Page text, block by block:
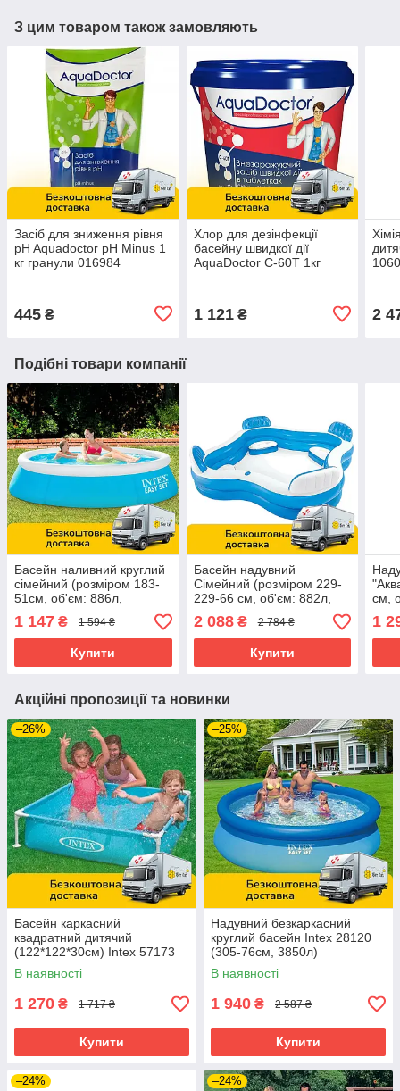
З цим товаром також замовляють
Засіб для зниження рівня
pH Aquadoctor pH Minus 1
кг гранули 016984
445 ₴
Хлор для дезінфекції
басейну швидкої дії
AquaDoctor C-60T 1кг
1 121₴ 2
Подібні товари компанії
Басейн наливний круглий
сімейний (розміром 183-
51см, об'єм: 886л,
ремкомплект) Intex 28101
1 147 ₴ 1 594 ₴
Купити
Басейн надувний
Сімейний (розміром 229-
229-66 см, об'єм: 882л,
сидіння 4 шт.,
підсклянники 2 шт.) 56475
2 088₴ 2 784 ₴
Купити
см,
1
Акційні пропозиції та новинки
–26%
Басейн каркасний
квадратний дитячий
(122*122*30см) Intex 57173
Блакитний
В наявності
1 270 ₴ 1 717 ₴
Купити
–25%
Надувний безкаркасний
круглий басейн Intex 28120
(305-76см, 3850л)
В наявності
1 940 ₴ 2 587 ₴
Купити
–24% –24%